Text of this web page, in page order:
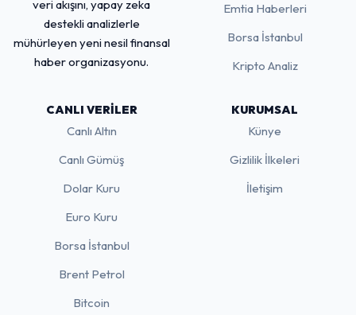
veri akışını, yapay zeka
destekli analizlerle
mühürleyen yeni nesil finansal
haber organizasyonu.
Emtia Haberleri
Borsa İstanbul
Kripto Analiz
CANLI VERILER
Canlı Altın
Canlı Gümüş
Dolar Kuru
Euro Kuru
Borsa İstanbul
Brent Petrol
Bitcoin
KURUMSAL
Künye
Gizlilik İlkeleri
İletişim